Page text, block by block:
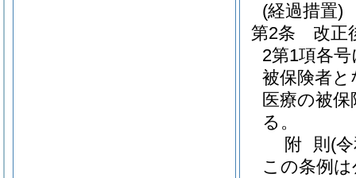
(経過措置)
第2条
改正
2第1項各
被保険者
医療の被
る。
附 則 (
この条例